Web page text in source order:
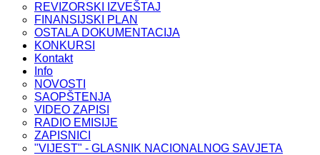
REVIZORSKI IZVEŠTAJ
FINANSIJSKI PLAN
OSTALA DOKUMENTACIJA
KONKURSI
Kontakt
Info
NOVOSTI
SAOPŠTENJA
VIDEO ZAPISI
RADIO EMISIJE
ZAPISNICI
"VIJEST" - GLASNIK NACIONALNOG SAVJETA